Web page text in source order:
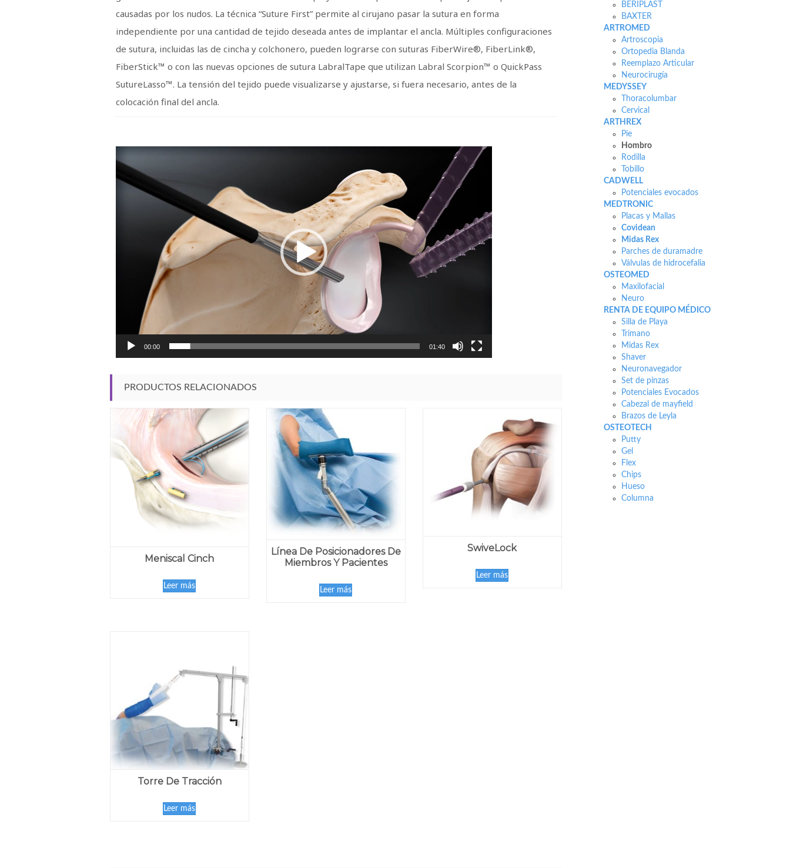
causadas por los nudos. La técnica “Suture First” permite al cirujano pasar la sutura en forma
independiente por una cantidad de tejido deseada antes de implantar el ancla. Múltiples configuraciones
de sutura, incluidas las de cincha y colchonero, pueden lograrse con suturas FiberWire®, FiberLink®,
FiberStick™ o con las nuevas opciones de sutura LabralTape que utilizan Labral Scorpion™ o QuickPass
SutureLasso™. La tensión del tejido puede visualizarse y ajustarse, si fuera necesario, antes de la
colocación final del ancla.
vídeo
00:00 01:40
PRODUCTOS RELACIONADOS
Meniscal Cinch
Leer más
Línea De Posicionadores De
Miembros Y Pacientes
Leer más
SwiveLock
Leer más
Torre De Tracción
Leer más
BERIPLAST
BAXTER
ARTROMED
Artroscopia
Ortopedia Blanda
Reemplazo Articular
Neurocirugía
MEDYSSEY
Thoracolumbar
Cervical
ARTHREX
Pie
Hombro
Rodilla
Tobillo
CADWELL
Potenciales evocados
MEDTRONIC
Placas y Mallas
Covidean
Midas Rex
Parches de duramadre
Válvulas de hidrocefalia
OSTEOMED
Maxilofacial
Neuro
RENTA DE EQUIPO MÉDICO
Silla de Playa
Trimano
Midas Rex
Shaver
Neuronavegador
Set de pinzas
Potenciales Evocados
Cabezal de mayfield
Brazos de Leyla
OSTEOTECH
Putty
Gel
Flex
Chips
Hueso
Columna